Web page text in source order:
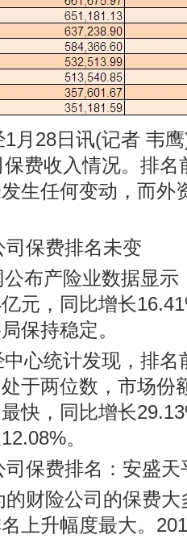
28日讯(记者 韦鹰
费收入情况。排
生任何变动，而外
保费排名未变
产险业数据显示
元，同比增长
保持稳定。
统计发现，排名
于两位数，市场份
快，同比增长
。
保费排名：安盛天
险公司的保费大
上升幅度最大。